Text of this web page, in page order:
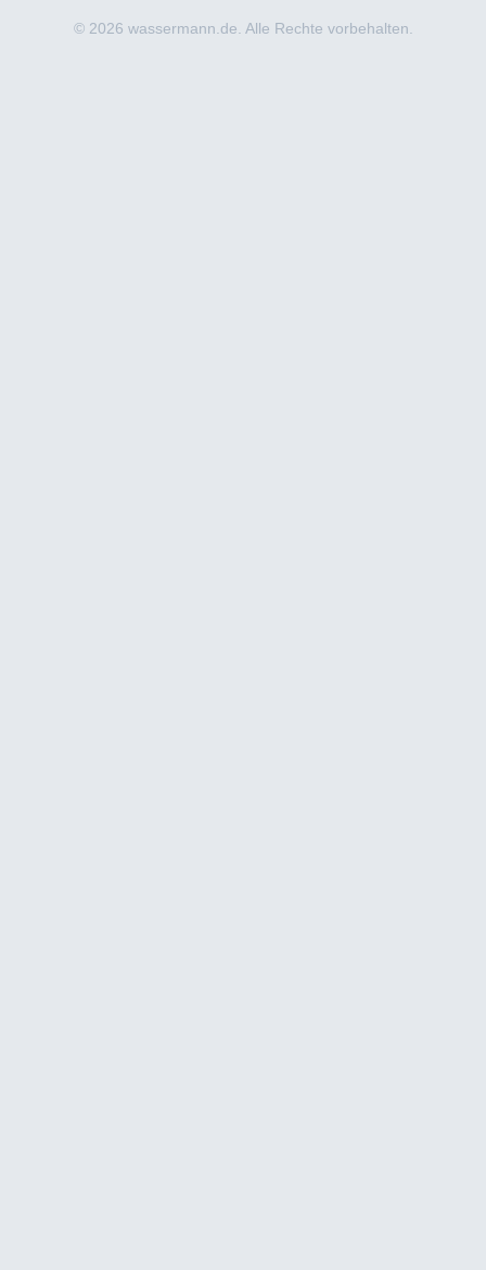
© 2026 wassermann.de. Alle Rechte vorbehalten.